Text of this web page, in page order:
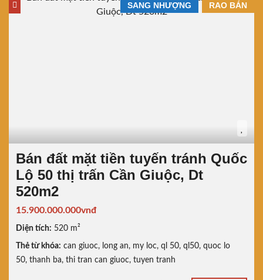
RAO BÁN
SANG NHƯỢNG
Bán đất mặt tiền tuyến tránh Quốc
Lộ 50 thị trấn Cần Giuộc, Dt
520m2
15.900.000.000vnđ
Diện tích: 520 m²
Thẻ từ khóa: can giuoc, long an, my loc, ql 50, ql50, quoc lo
50, thanh ba, thi tran can giuoc, tuyen tranh